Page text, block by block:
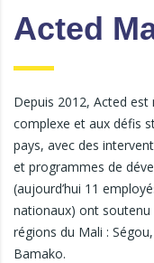
Acted
Depuis 2012, Acted
complexe et aux défis
pays, avec des
et programmes de
(aujourd’hui 11
nationaux) ont soutenu
régions du Mali :
Bamako.